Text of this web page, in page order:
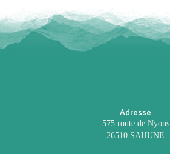
Adresse
575 route de Nyons
26510 SAHUNE